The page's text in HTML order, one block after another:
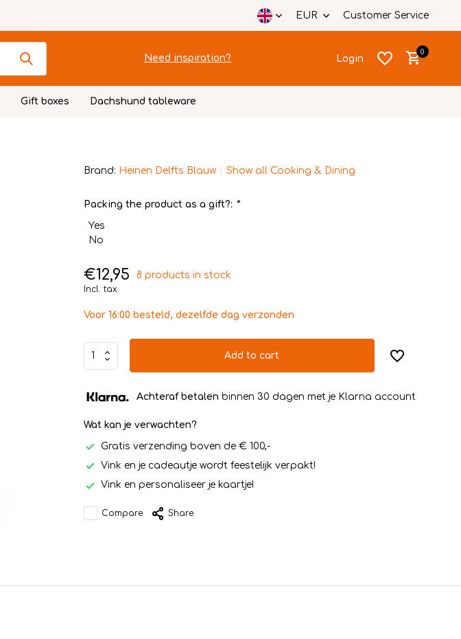
EUR Customer Service
Need inspiration? Login
0
Gift boxes Dachshund tableware
Brand: Heinen Delfts Blauw Show all Cooking & Dining
Packing the product as a gift?: *
Yes
No
€12,95 8 products in stock
Incl. tax
Voor 16:00 besteld, dezelfde dag verzonden
Add to cart
Achteraf betalen binnen 30 dagen met je Klarna account
Wat kan je verwachten?
Gratis verzending boven de € 100,-
Vink en je cadeautje wordt feestelijk verpakt!
Vink en personaliseer je kaartje!
Compare Share